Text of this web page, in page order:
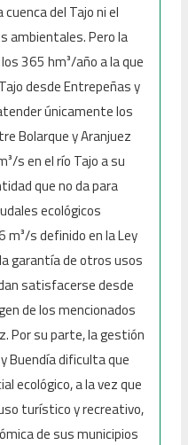
del Tajo ni el
ambientales. Pero la
365 hm³/año a la que
desde Entrepeñas y
únicamente los
Bolarque y Aranjuez
s en el río Tajo a su
que no da para
ecológicos
m³/s definido en la Ley
garantía de otros usos
satisfacerse desde
de los mencionados
Por su parte, la gestión
Buendía dificulta que
ecológico, a la vez que
turístico y recreativo,
de sus municipios